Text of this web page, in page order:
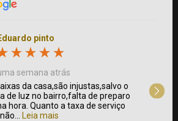
pinto
semana atrás
da casa,são injustas,salvo o
de luz no bairro,falta de preparo
hora. Quanto a taxa de serviço
Leia mais
Fui à
foi